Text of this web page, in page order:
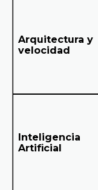
Arquitectura y
velocidad
Inteligencia
Artificial